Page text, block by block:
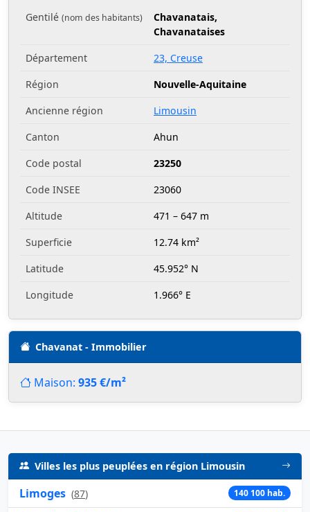
Gentilé (nom des habitants)
Chavanatais,
Chavanataises
Département
23, Creuse
Région
Nouvelle-Aquitaine
Ancienne région
Limousin
Canton
Ahun
Code postal
23250
Code INSEE
23060
Altitude
471 – 647 m
Superficie
12.74 km²
Latitude
45.952° N
Longitude
1.966° E
Chavanat - Immobilier
Maison: 935 €/m²
Villes les plus peuplées en région Limousin
Limoges (87) 140 100 hab.